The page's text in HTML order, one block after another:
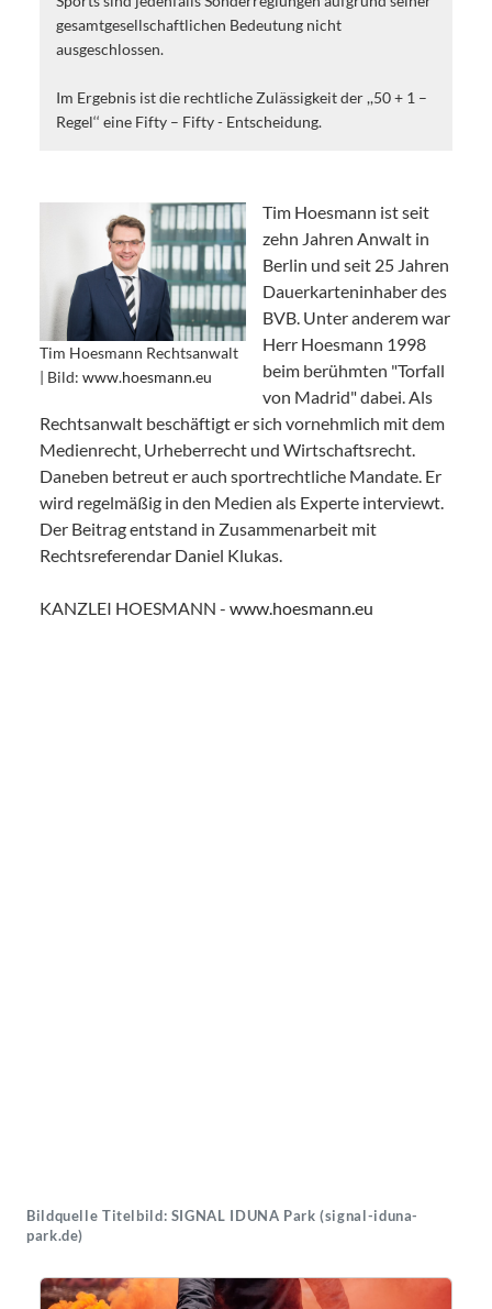
gesamtgesellschaftlichen Bedeutung nicht
ausgeschlossen.
Im Ergebnis ist die rechtliche Zulässigkeit der ,,50 + 1 –
Regel‘‘ eine Fifty – Fifty - Entscheidung.
Tim Hoesmann Rechtsanwalt
| Bild: www.hoesmann.eu
Tim Hoesmann ist seit
zehn Jahren Anwalt in
Berlin und seit 25 Jahren
Dauerkarteninhaber des
BVB. Unter anderem war
Herr Hoesmann 1998
beim berühmten "Torfall
von Madrid" dabei. Als
Rechtsanwalt beschäftigt er sich vornehmlich mit dem
Medienrecht, Urheberrecht und Wirtschaftsrecht.
Daneben betreut er auch sportrechtliche Mandate. Er
wird regelmäßig in den Medien als Experte interviewt.
Der Beitrag entstand in Zusammenarbeit mit
Rechtsreferendar Daniel Klukas.
KANZLEI HOESMANN - www.hoesmann.eu
Bildquelle Titelbild: SIGNAL IDUNA Park (signal-iduna-
park.de)